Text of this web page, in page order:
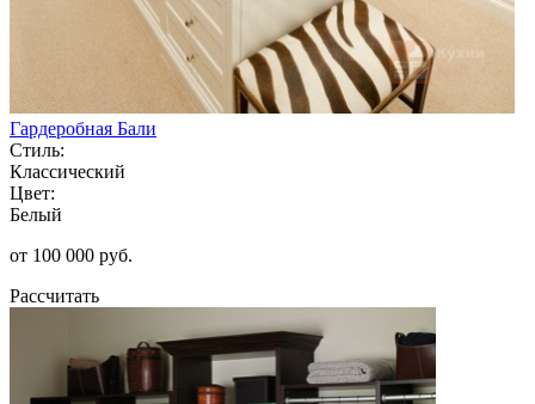
Гардеробная Бали
Стиль:
Классический
Цвет:
Белый
от 100 000 руб.
Рассчитать